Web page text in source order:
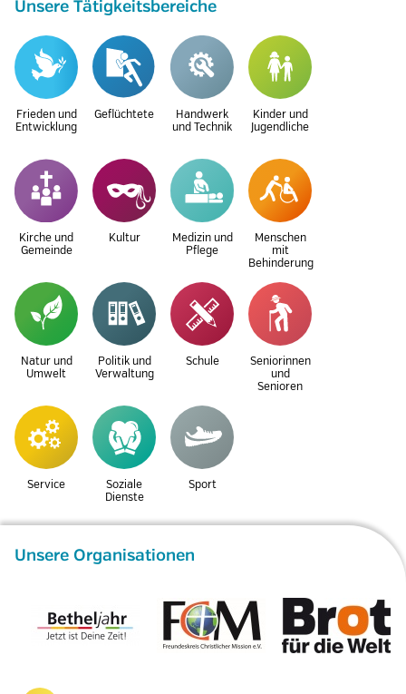
Unsere Tätigkeitsbereiche
Frieden und
Entwicklung
Geflüchtete
Handwerk
und Technik
Kinder und
Jugendliche
Kirche und
Gemeinde
Kultur
Medizin und
Pflege
Menschen
mit
Behinderung
Natur und
Umwelt
Politik und
Verwaltung
Schule
Seniorinnen
und
Senioren
Service
Soziale
Dienste
Sport
Unsere Organisationen